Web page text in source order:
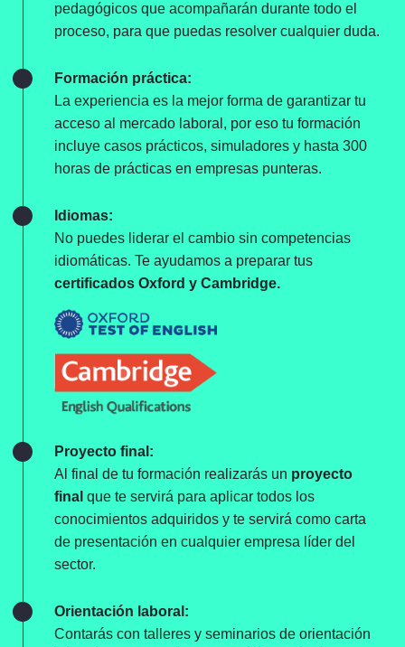
pedagógicos que acompañarán durante todo el
proceso, para que puedas resolver cualquier duda.
Formación práctica:
La experiencia es la mejor forma de garantizar tu
acceso al mercado laboral, por eso tu formación
incluye casos prácticos, simuladores y hasta 300
horas de prácticas en empresas punteras.
Idiomas:
No puedes liderar el cambio sin competencias
idiomáticas. Te ayudamos a preparar tus
certificados Oxford y Cambridge.
Proyecto final:
Al final de tu formación realizarás un proyecto
final que te servirá para aplicar todos los
conocimientos adquiridos y te servirá como carta
de presentación en cualquier empresa líder del
sector.
Orientación laboral:
Contarás con talleres y seminarios de orientación